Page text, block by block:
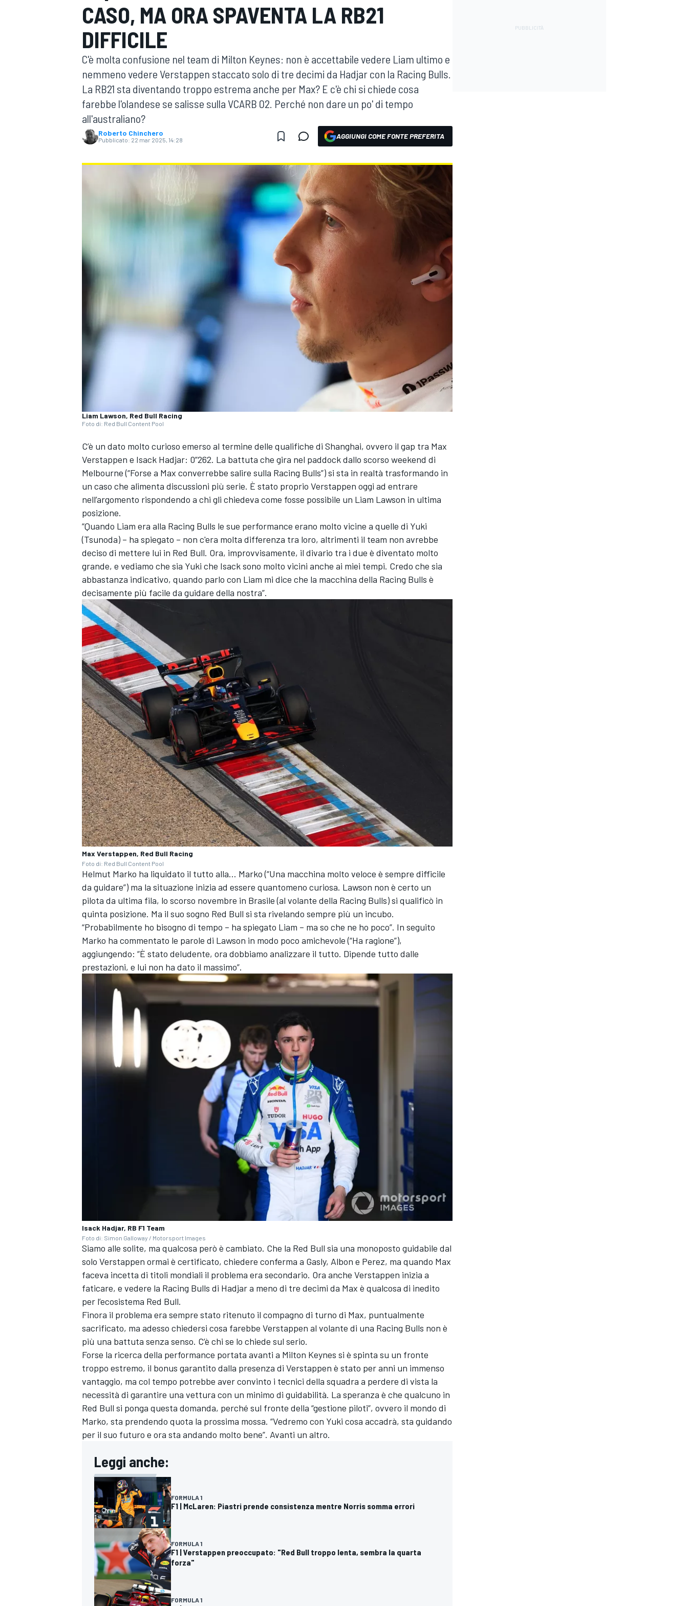
MOTOGP WEC
WRC
MONOPOSTO
ENDURANCE/GT
RALLY
CASO, MA ORA SPAVENTA LA RB21
DIFFICILE
C'è molta confusione nel team di Milton Keynes: non è accettabile vedere Liam ultimo e
nemmeno vedere Verstappen staccato solo di tre decimi da Hadjar con la Racing Bulls.
La RB21 sta diventando troppo estrema anche per Max? E c'è chi si chiede cosa
farebbe l'olandese se salisse sulla VCARB 02. Perché non dare un po' di tempo
all'australiano?
Roberto Chinchero
Pubblicato: 22 mar 2025, 14:28 AGGIUNGI COME FONTE PREFERITA
Liam Lawson, Red Bull Racing
Foto di: Red Bull Content Pool
C’è un dato molto curioso emerso al termine delle qualifiche di Shanghai, ovvero il gap tra Max
Verstappen e Isack Hadjar: 0”262. La battuta che gira nel paddock dallo scorso weekend di
Melbourne (“Forse a Max converrebbe salire sulla Racing Bulls”) si sta in realtà trasformando in
un caso che alimenta discussioni più serie. È stato proprio Verstappen oggi ad entrare
nell’argomento rispondendo a chi gli chiedeva come fosse possibile un Liam Lawson in ultima
posizione.
“Quando Liam era alla Racing Bulls le sue performance erano molto vicine a quelle di Yuki
(Tsunoda) – ha spiegato – non c'era molta differenza tra loro, altrimenti il team non avrebbe
deciso di mettere lui in Red Bull. Ora, improvvisamente, il divario tra i due è diventato molto
grande, e vediamo che sia Yuki che Isack sono molto vicini anche ai miei tempi. Credo che sia
abbastanza indicativo, quando parlo con Liam mi dice che la macchina della Racing Bulls è
decisamente più facile da guidare della nostra”.
Max Verstappen, Red Bull Racing
Foto di: Red Bull Content Pool
Helmut Marko ha liquidato il tutto alla… Marko (“Una macchina molto veloce è sempre difficile
da guidare”) ma la situazione inizia ad essere quantomeno curiosa. Lawson non è certo un
pilota da ultima fila, lo scorso novembre in Brasile (al volante della Racing Bulls) si qualificò in
quinta posizione. Ma il suo sogno Red Bull si sta rivelando sempre più un incubo.
“Probabilmente ho bisogno di tempo – ha spiegato Liam – ma so che ne ho poco”. In seguito
Marko ha commentato le parole di Lawson in modo poco amichevole (“Ha ragione”),
aggiungendo: “È stato deludente, ora dobbiamo analizzare il tutto. Dipende tutto dalle
prestazioni, e lui non ha dato il massimo”.
Isack Hadjar, RB F1 Team
Foto di: Simon Galloway / Motorsport Images
Siamo alle solite, ma qualcosa però è cambiato. Che la Red Bull sia una monoposto guidabile dal
solo Verstappen ormai è certificato, chiedere conferma a Gasly, Albon e Perez, ma quando Max
faceva incetta di titoli mondiali il problema era secondario. Ora anche Verstappen inizia a
faticare, e vedere la Racing Bulls di Hadjar a meno di tre decimi da Max è qualcosa di inedito
per l’ecosistema Red Bull.
Finora il problema era sempre stato ritenuto il compagno di turno di Max, puntualmente
sacrificato, ma adesso chiedersi cosa farebbe Verstappen al volante di una Racing Bulls non è
più una battuta senza senso. C’è chi se lo chiede sul serio.
Forse la ricerca della performance portata avanti a Milton Keynes si è spinta su un fronte
troppo estremo, il bonus garantito dalla presenza di Verstappen è stato per anni un immenso
vantaggio, ma col tempo potrebbe aver convinto i tecnici della squadra a perdere di vista la
necessità di garantire una vettura con un minimo di guidabilità. La speranza è che qualcuno in
Red Bull si ponga questa domanda, perché sul fronte della “gestione piloti”, ovvero il mondo di
Marko, sta prendendo quota la prossima mossa. “Vedremo con Yuki cosa accadrà, sta guidando
per il suo futuro e ora sta andando molto bene”. Avanti un altro.
Leggi anche:
FORMULA 1
F1 | McLaren: Piastri prende consistenza mentre Norris somma errori
FORMULA 1
F1 | Verstappen preoccupato: "Red Bull troppo lenta, sembra la quarta
forza"
FORMULA 1